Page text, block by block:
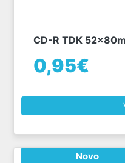
CD-R TDK
0,95€
Novo